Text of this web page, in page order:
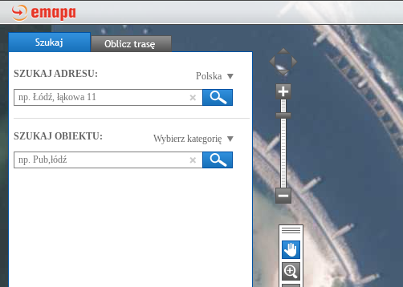
SZUKAJ ADRESU: Polska
SZUKAJ OBIEKTU: Wybierz kategorię